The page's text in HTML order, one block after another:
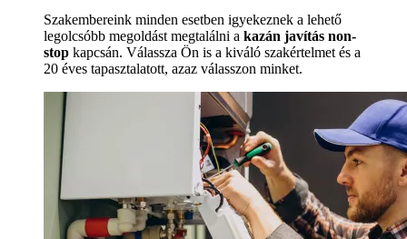
Szakembereink minden esetben igyekeznek a lehető
legolcsóbb megoldást megtalálni a kazán javítás non-
stop kapcsán. Válassza Ön is a kiváló szakértelmet és a
20 éves tapasztalatott, azaz válasszon minket.